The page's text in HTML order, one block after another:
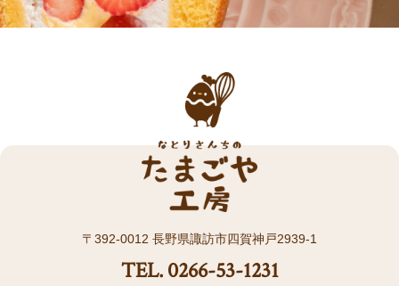
〒392-0012 長野県諏訪市四賀神戸2939-1
TEL. 0266-53-1231